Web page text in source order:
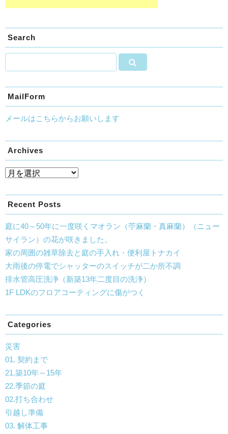
Search
MailForm
メールはこちらからお願いします
Archives
Recent Posts
庭に40～50年に一度咲くマオラン（苧麻蘭・真麻蘭）（ニュー
サイラン）の花が咲きました。
家の周囲の雑草除去と庭の手入れ・便利屋トナカイ
大雨後の停電でシャッターのスイッチが二か所不調
排水管高圧洗浄（新築13年二度目の洗浄）
1F LDKのフロアコーティングに傷がつく
Categories
災害
01. 契約まで
21.築10年～15年
22.季節の庭
02.打ち合わせ
引越し準備
03. 解体工事